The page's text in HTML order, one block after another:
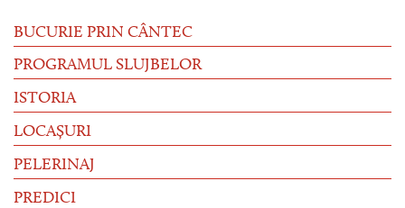
BUCURIE PRIN CÂNTEC
PROGRAMUL SLUJBELOR
ISTORIA
LOCAȘURI
PELERINAJ
PREDICI